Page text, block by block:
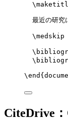
最近の研究
\medskip
\end {
CiteDrive